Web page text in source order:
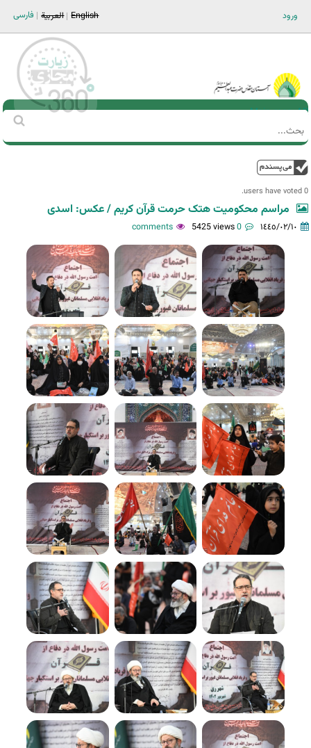
ورود فارسی العربية English
Main men-AR
استمارة
‏
0 users have voted.
مراسم محکومیت هتک حرمت قرآن کریم / عکس: اسدی
١٤٤٥/٠٢/١٠ 0 comments
5425 views